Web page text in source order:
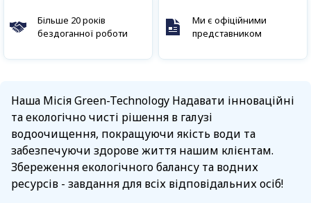
Більше 20 років
бездоганної роботи
Ми є офіційними
представником
Наша Місія Green-Technology Надавати інноваційні
та екологічно чисті рішення в галузі
водоочищення, покращуючи якість води та
забезпечуючи здорове життя нашим клієнтам.
Збереження екологічного балансу та водних
ресурсів - завдання для всіх відповідальних осіб!